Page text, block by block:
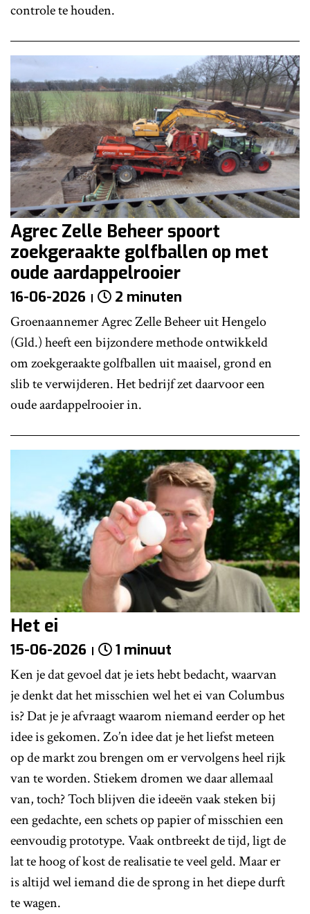
controle te houden.
Agrec Zelle Beheer spoort
zoekgeraakte golfballen op met
oude aardappelrooier
16-06-2026 2 minuten
Groenaannemer Agrec Zelle Beheer uit Hengelo
(Gld.) heeft een bijzondere methode ontwikkeld
om zoekgeraakte golfballen uit maaisel, grond en
slib te verwijderen. Het bedrijf zet daarvoor een
oude aardappelrooier in.
Het ei
15-06-2026 1 minuut
Ken je dat gevoel dat je iets hebt bedacht, waarvan
je denkt dat het misschien wel het ei van Columbus
is? Dat je je afvraagt waarom niemand eerder op het
idee is gekomen. Zo’n idee dat je het liefst meteen
op de markt zou brengen om er vervolgens heel rijk
van te worden. Stiekem dromen we daar allemaal
van, toch? Toch blijven die ideeën vaak steken bij
een gedachte, een schets op papier of misschien een
eenvoudig prototype. Vaak ontbreekt de tijd, ligt de
lat te hoog of kost de realisatie te veel geld. Maar er
is altijd wel iemand die de sprong in het diepe durft
te wagen.